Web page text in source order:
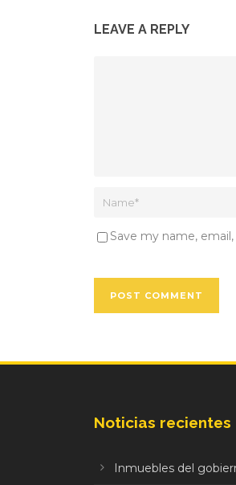
LEAVE A REPLY
Save my name,
Noticias recientes
Inmuebles del